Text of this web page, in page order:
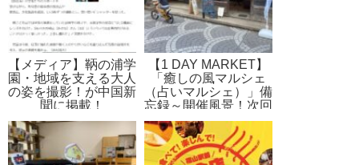
【メディア】鞆の浦学
園・地域を支える大人
の姿を撮影！が中国新
聞に掲載！
【1 DAY MARKET】
「癒しの風マルシェ
（占いマルシェ）」備
忘録～開催風景！次回
のマーケットは
9/20wed.から9/24sun.